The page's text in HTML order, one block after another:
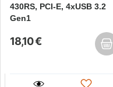
430RS, PCI-E, 4xUSB 3.2
Gen1
18,10 €